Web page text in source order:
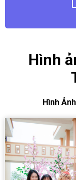
Hình
Hình